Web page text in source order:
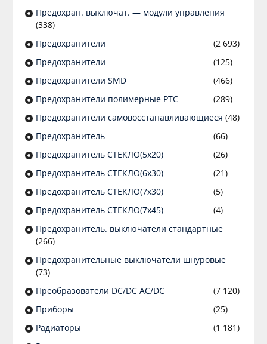
Предохран. выключат. — модули управления
(338)
Предохранители
(2 693)
Предохранители
(125)
Предохранители SMD
(466)
Предохранители полимерные PTC
(289)
Предохранители самовосстанавливающиеся (48)
Предохранитель
(66)
Предохранитель СТЕКЛО(5х20)
(26)
Предохранитель СТЕКЛО(6х30)
(21)
Предохранитель СТЕКЛО(7х30)
(5)
Предохранитель СТЕКЛО(7х45)
(4)
Предохранитель. выключатели стандартные
(266)
Предохранительные выключатели шнуровые
(73)
Преобразователи DC/DC AC/DC
(7 120)
Приборы
(25)
Радиаторы
(1 181)